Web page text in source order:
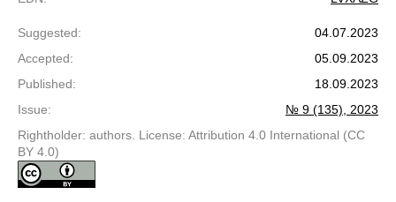
Suggested:
04.07.2023
Accepted:
05.09.2023
Published:
18.09.2023
Issue:
№ 9 (135), 2023
Rightholder: authors. License: Attribution 4.0 International (CC
BY 4.0)